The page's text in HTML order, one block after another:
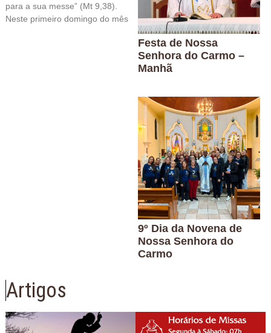
para a sua messe” (Mt 9,38).
Neste primeiro domingo do mês
Festa de Nossa
Senhora do Carmo –
Manhã
9º Dia da Novena de
Nossa Senhora do
Carmo
Artigos